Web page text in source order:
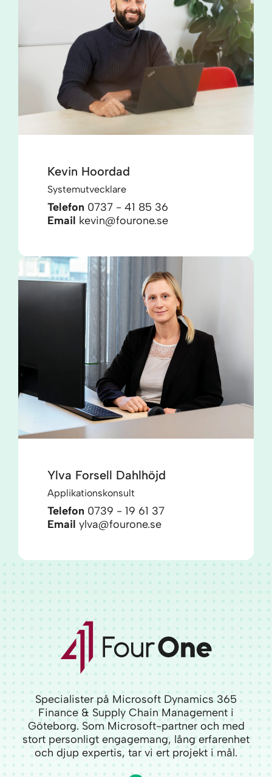
Kevin Hoordad
Systemutvecklare
Telefon 0737 - 41 85 36
Email kevin@fourone.se
Ylva Forsell Dahlhöjd
Applikationskonsult
Telefon 0739 - 19 61 37
Email ylva@fourone.se
Specialister på Microsoft Dynamics 365
Finance & Supply Chain Management i
Göteborg. Som Microsoft-partner och med
stort personligt engagemang, lång erfarenhet
och djup expertis, tar vi ert projekt i mål.